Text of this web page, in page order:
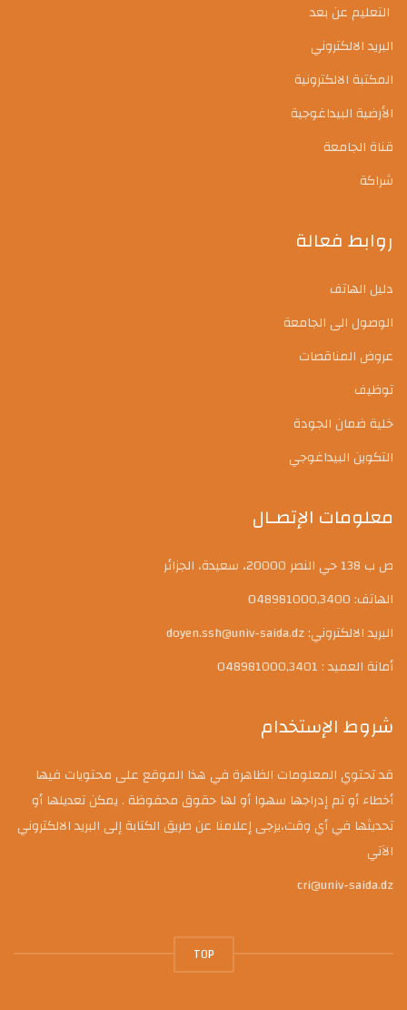
التعليم عن بعد
البريد الالكتروني
المكتبة الالكترونية
الأرضية البيداغوجية
قناة الجامعة
شراكة
روابط فعالة
دليل الهاتف
الوصول الى الجامعة
عروض المناقصات
توظيف
خلية ضمان الجودة
التكوين البيداغوجي
معلومات الإتصـال
ص ب 138 حي النصر 20000، سعيدة، الجزائر
الهاتف: 048981000,3400
البريد الالكتروني: doyen.ssh@univ-saida.dz
أمانة العميد : 048981000,3401
شروط الإستخدام
قد تحتوي المعلومات الظاهرة في هذا الموقع على محتويات فيها
أخطاء أو تم إدراجها سهوا أو لها حقوق محفوظة . يمكن تعديلها أو
تحديثها في أي وقت،يرجى إعلامنا عن طريق الكتابة إلى البريد الالكتروني
الآتي
cri@univ-saida.dz
TOP